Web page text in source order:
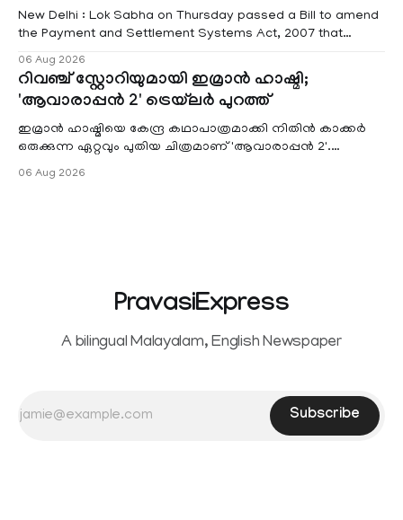
New Delhi : Lok Sabha on Thursday passed a Bill to amend
the Payment and Settlement Systems Act, 2007 that
service providers to levy charges on payments through
unified payments interface (UPI) and other notified
electronic payment modes. The amendment passed by the
06 Aug 2026
റിവഞ്ച് സ്റ്റോറിയുമായി ഇമ്രാൻ ഹാഷ്മി;
'ആവാരാപ്പൻ 2' ട്രെയ്‌ലർ പുറത്ത്
ഇമ്രാൻ ഹാഷ്മിയെ കേന്ദ്ര കഥാപാത്രമാക്കി നിതിൻ കാക്കർ
ഒരുക്കുന്ന ഏറ്റവും പുതിയ ചിത്രമാണ് 'ആവാരാപ്പൻ 2'.
06 Aug 2026
PravasiExpress
A bilingual Malayalam, English Newspaper
Subscribe